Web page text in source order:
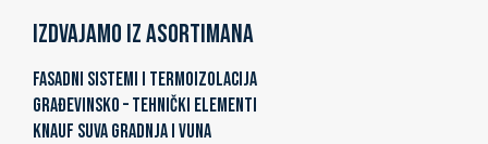
Izdvajamo iz asortimana
FASADNI SISTEMI I TERMOIZOLACIJA
GRAĐEVINSKO – TEHNIČKI ELEMENTI
KNAUF SUVA GRADNJA I VUNA